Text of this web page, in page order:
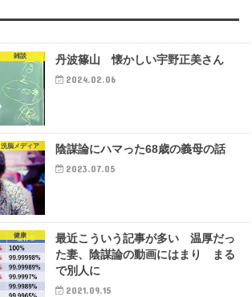
雑談 丹波篠山 懐かしい宇野正美さん
2024.02.06
洗脳メディア 陰謀論にハマった68歳の義母の話
2023.07.05
健康
最近こういう記事が多い 温厚だっ
た妻、陰謀論の動画にはまり まる
で別人に
2021.09.15